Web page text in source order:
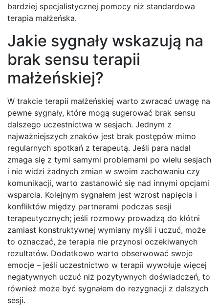
bardziej specjalistycznej pomocy niż standardowa
terapia małżeńska.
Jakie sygnały wskazują na
brak sensu terapii
małżeńskiej?
W trakcie terapii małżeńskiej warto zwracać uwagę na
pewne sygnały, które mogą sugerować brak sensu
dalszego uczestnictwa w sesjach. Jednym z
najważniejszych znaków jest brak postępów mimo
regularnych spotkań z terapeutą. Jeśli para nadal
zmaga się z tymi samymi problemami po wielu sesjach
i nie widzi żadnych zmian w swoim zachowaniu czy
komunikacji, warto zastanowić się nad innymi opcjami
wsparcia. Kolejnym sygnałem jest wzrost napięcia i
konfliktów między partnerami podczas sesji
terapeutycznych; jeśli rozmowy prowadzą do kłótni
zamiast konstruktywnej wymiany myśli i uczuć, może
to oznaczać, że terapia nie przynosi oczekiwanych
rezultatów. Dodatkowo warto obserwować swoje
emocje – jeśli uczestnictwo w terapii wywołuje więcej
negatywnych uczuć niż pozytywnych doświadczeń, to
również może być sygnałem do rezygnacji z dalszych
sesji.